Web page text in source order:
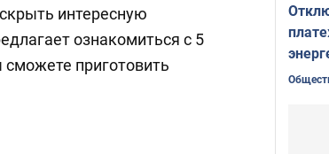
интересную
ознакомиться с 5
приготовить